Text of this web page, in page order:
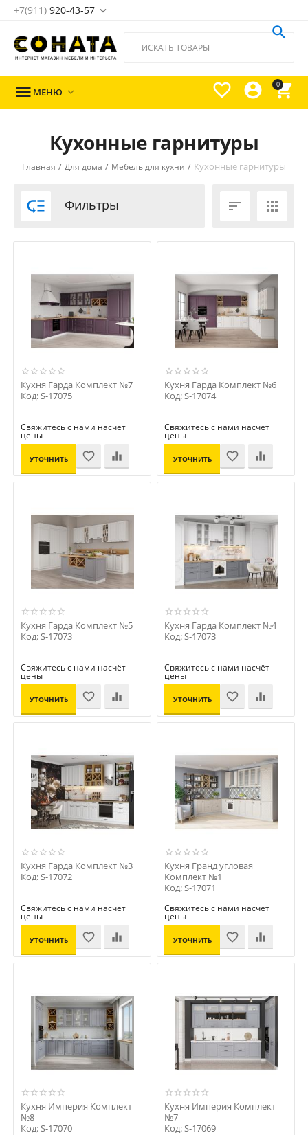
+7(911) 920-43-57 
0




 МЕНЮ 
Кухонные гарнитуры
Главная / Для дома / Мебель для кухни / Кухонные гарнитуры
 Фильтры  
Кухня Гарда Комплект №7
Код: S-17075
Свяжитесь с нами насчёт
цены
УТОЧНИТЬ
Кухня Гарда Комплект №6
Код: S-17074
Свяжитесь с нами насчёт
цены
УТОЧНИТЬ
Кухня Гарда Комплект №5
Код: S-17073
Свяжитесь с нами насчёт
цены
УТОЧНИТЬ
Кухня Гарда Комплект №4
Код: S-17073
Свяжитесь с нами насчёт
цены
УТОЧНИТЬ
Кухня Гарда Комплект №3
Код: S-17072
Свяжитесь с нами насчёт
цены
УТОЧНИТЬ
Кухня Гранд угловая
Комплект №1
Код: S-17071
Свяжитесь с нами насчёт
цены
УТОЧНИТЬ
Кухня Империя Комплект
№8
Код: S-17070
Кухня Империя Комплект
№7
Код: S-17069